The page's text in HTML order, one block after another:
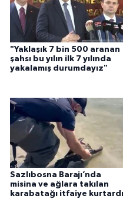
"Yaklaşık 7 bin 500 aranan
şahsı bu yılın ilk 7 yılında
yakalamış durumdayız"
Sazlıbosna Barajı’nda
misina ve ağlara takılan
karabatağı itfaiye kurtardı